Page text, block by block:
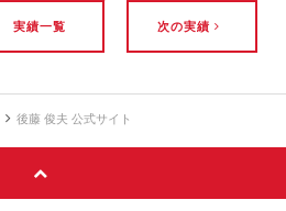
実績一覧 次の実績
後藤 俊夫 公式サイト